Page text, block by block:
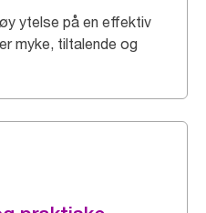
ytelse på en effektiv
myke, tiltalende og